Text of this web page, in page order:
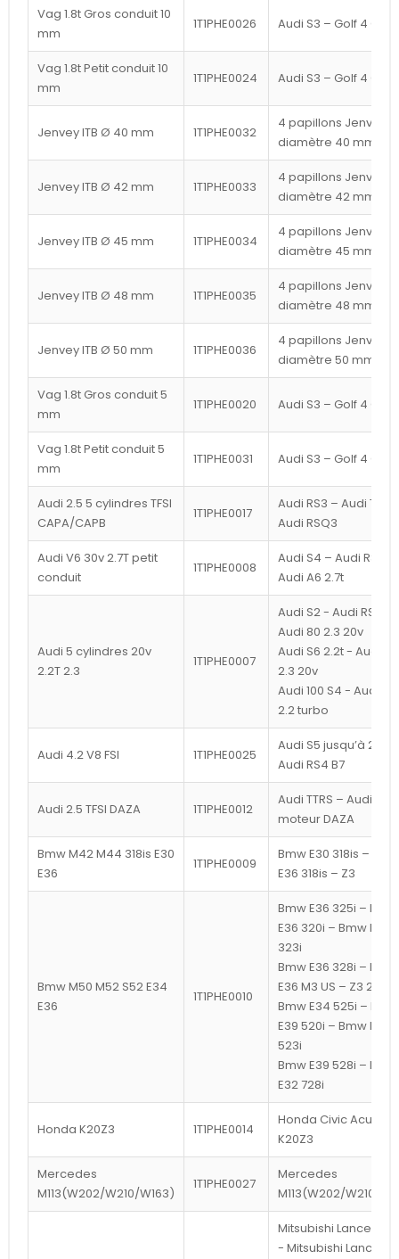
Vag 1.8t Gros conduit 10
mm
1T1PHE0026 Audi S3 – Golf 4 GTI
Vag 1.8t Petit conduit 10
mm
1T1PHE0024 Audi S3 – Golf 4 GTI
Jenvey ITB Ø 40 mm 1T1PHE0032
4 papillons Jenvey
diamètre 40 mm
Jenvey ITB Ø 42 mm 1T1PHE0033
4 papillons Jenvey
diamètre 42 mm
Jenvey ITB Ø 45 mm 1T1PHE0034
4 papillons Jenvey
diamètre 45 mm
Jenvey ITB Ø 48 mm 1T1PHE0035
4 papillons Jenvey
diamètre 48 mm
Jenvey ITB Ø 50 mm 1T1PHE0036
4 papillons Jenvey
diamètre 50 mm
Vag 1.8t Gros conduit 5
mm
1T1PHE0020 Audi S3 – Golf 4 GTI
Vag 1.8t Petit conduit 5
mm
1T1PHE0031 Audi S3 – Golf 4 GTI
Audi 2.5 5 cylindres TFSI
CAPA/CAPB
1T1PHE0017
Audi RS3 – Audi
Audi RSQ3
Audi V6 30v 2.7T petit
conduit
1T1PHE0008
Audi S4 – Audi RS4 –
Audi A6 2.7t
Audi 5 cylindres 20v
2.2T 2.3
1T1PHE0007
Audi S2 - Audi RS2 -
Audi 80 2.3 20v
Audi S6 2.2t - Audi 90
2.3 20v
Audi 100 S4 - Audi
2.2 turbo
Audi 4.2 V8 FSI 1T1PHE0025
Audi S5 jusqu’à
Audi RS4 B7
Audi 2.5 TFSI DAZA 1T1PHE0012
Audi TTRS – Audi RS3
moteur DAZA
Bmw M42 M44 318is E30
E36
1T1PHE0009
Bmw E30 318is –
E36 318is – Z3
Bmw M50 M52 S52 E34
E36
1T1PHE0010
Bmw E36 325i – Bmw
E36 320i – Bmw E36
323i
Bmw E36 328i – Bmw
E36 M3 US – Z3 2.8i
Bmw E34 525i – Bmw
E39 520i – Bmw E39
523i
Bmw E39 528i – Bmw
E32 728i
Honda K20Z3 1T1PHE0014
Honda Civic Acura
K20Z3
Mercedes
M113(W202/W210/W163)
1T1PHE0027
Mercedes
M113(W202/W210/
Mitsubishi Lancer
- Mitsubishi Lancer